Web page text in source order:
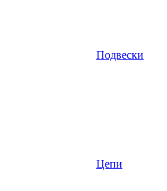
Подвески
Цепи